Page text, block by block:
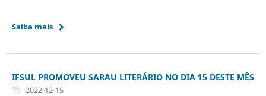
Saiba mais
IFSUL PROMOVEU SARAU LITERÁRIO NO DIA 15 DESTE MÊS
2022-12-15